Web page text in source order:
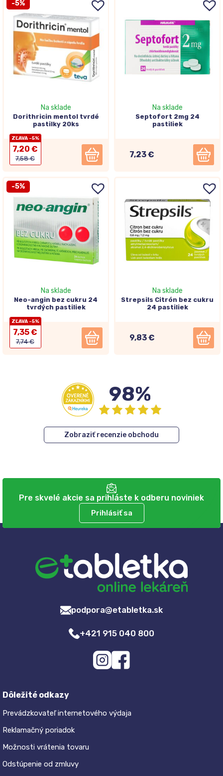
-5%
Na sklade
Dorithricin mentol tvrdé
pastilky 20ks
ZĽAVA -5%
7,20 €
7,58 €
Na sklade
Septofort 2mg 24
pastiliek
7,23 €
-5%
Na sklade
Neo-angin bez cukru 24
tvrdých pastiliek
ZĽAVA -5%
7,35 €
7,74 €
Na sklade
Strepsils Citrón bez cukru
24 pastiliek
9,83 €
98%
Zobraziť recenzie obchodu
Pre skvelé akcie sa prihláste k odberu noviniek
Prihlásiť sa
podpora@etabletka.sk
+421 915 040 800
Dôležité odkazy
Prevádzkovateľ internetového výdaja
Reklamačný poriadok
Možnosti vrátenia tovaru
Odstúpenie od zmluvy